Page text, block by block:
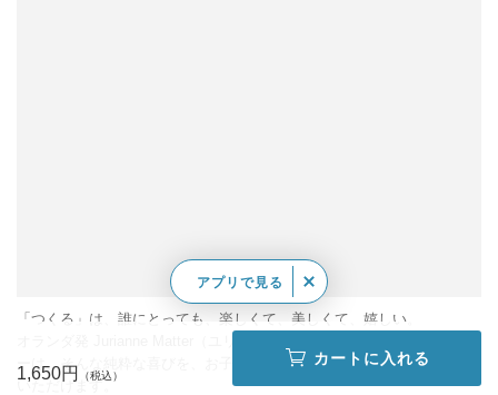
「つくる」は、誰にとっても、楽しくて、美しくて、嬉しい。
ーは、そんな純粋な喜びを、お子さまから大人の方まで気軽にお楽しみ
いただけます。
1,650円
カートに入れる
アプリで見る